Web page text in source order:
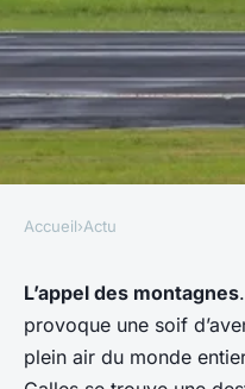
Quels sont
itinéraires
randonnée
Accueil›Actu
L’appel des montagnes
provoque une soif
plein air du monde